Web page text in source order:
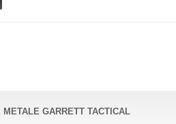
METALE GARRETT TACTICAL